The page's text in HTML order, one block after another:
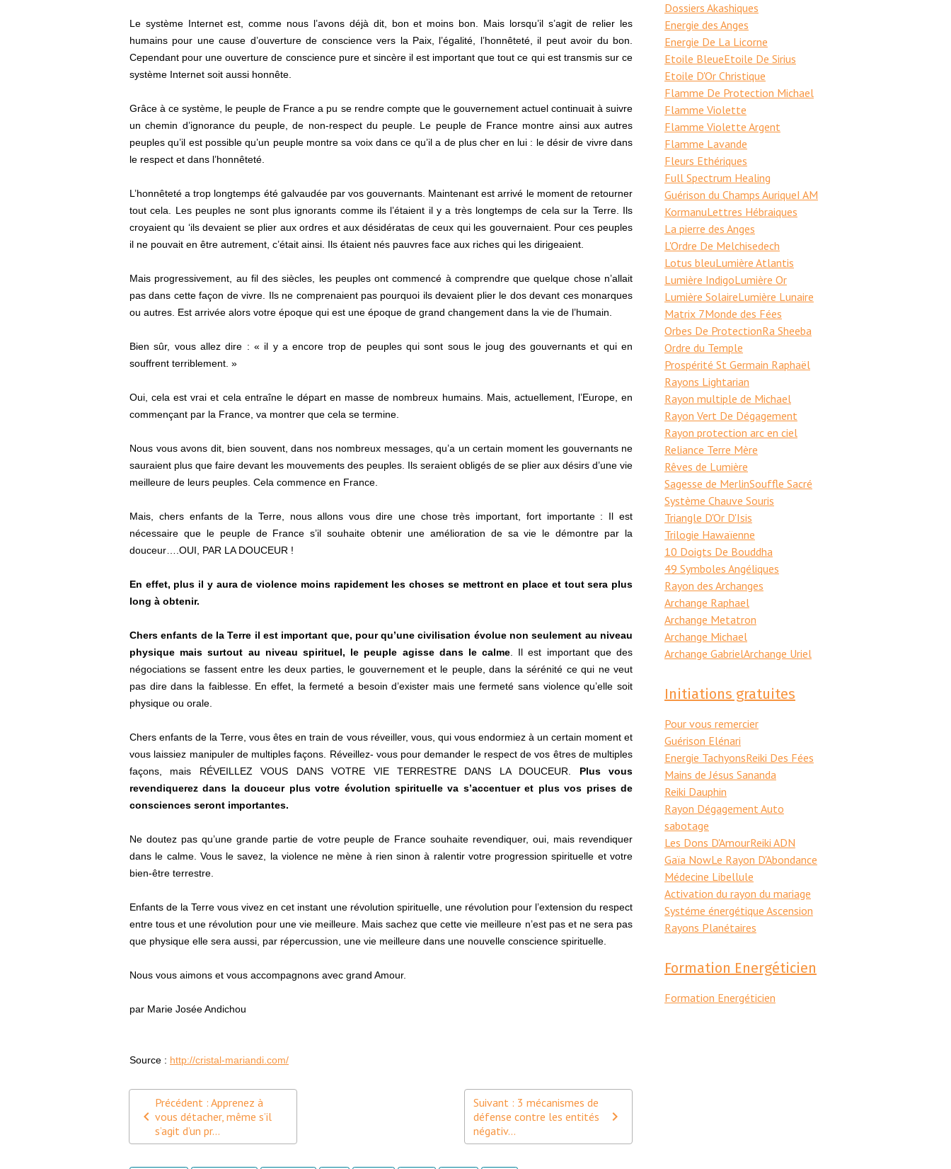
Le système Internet est, comme nous l’avons déjà dit, bon et moins bon. Mais lorsqu’il s’agit de relier les
humains pour une cause d’ouverture de conscience vers la Paix, l’égalité, l’honnêteté, il peut avoir du bon.
Cependant pour une ouverture de conscience pure et sincère il est important que tout ce qui est transmis sur ce
système Internet soit aussi honnête.
Grâce à ce système, le peuple de France a pu se rendre compte que le gouvernement actuel continuait à suivre
un chemin d’ignorance du peuple, de non-respect du peuple. Le peuple de France montre ainsi aux autres
peuples qu’il est possible qu’un peuple montre sa voix dans ce qu’il a de plus cher en lui : le désir de vivre dans
le respect et dans l’honnêteté.
L’honnêteté a trop longtemps été galvaudée par vos gouvernants. Maintenant est arrivé le moment de retourner
tout cela. Les peuples ne sont plus ignorants comme ils l’étaient il y a très longtemps de cela sur la Terre. Ils
croyaient qu ‘ils devaient se plier aux ordres et aux désidératas de ceux qui les gouvernaient. Pour ces peuples
il ne pouvait en être autrement, c’était ainsi. Ils étaient nés pauvres face aux riches qui les dirigeaient.
Mais progressivement, au fil des siècles, les peuples ont commencé à comprendre que quelque chose n’allait
pas dans cette façon de vivre. Ils ne comprenaient pas pourquoi ils devaient plier le dos devant ces monarques
ou autres. Est arrivée alors votre époque qui est une époque de grand changement dans la vie de l’humain.
Bien sûr, vous allez dire : « il y a encore trop de peuples qui sont sous le joug des gouvernants et qui en
souffrent terriblement. »
Oui, cela est vrai et cela entraîne le départ en masse de nombreux humains. Mais, actuellement, l’Europe, en
commençant par la France, va montrer que cela se termine.
Nous vous avons dit, bien souvent, dans nos nombreux messages, qu’a un certain moment les gouvernants ne
sauraient plus que faire devant les mouvements des peuples. Ils seraient obligés de se plier aux désirs d’une vie
meilleure de leurs peuples. Cela commence en France.
Mais, chers enfants de la Terre, nous allons vous dire une chose très important, fort importante : Il est
nécessaire que le peuple de France s’il souhaite obtenir une amélioration de sa vie le démontre par la
douceur….OUI, PAR LA DOUCEUR !
En effet, plus il y aura de violence moins rapidement les choses se mettront en place et tout sera plus
long à obtenir.
Chers enfants de la Terre il est important que, pour qu’une civilisation évolue non seulement au niveau
physique mais surtout au niveau spirituel, le peuple agisse dans le calme . Il est important que des
négociations se fassent entre les deux parties, le gouvernement et le peuple, dans la sérénité ce qui ne veut
pas dire dans la faiblesse. En effet, la fermeté a besoin d’exister mais une fermeté sans violence qu’elle soit
physique ou orale.
Chers enfants de la Terre, vous êtes en train de vous réveiller, vous, qui vous endormiez à un certain moment et
vous laissiez manipuler de multiples façons. Réveillez- vous pour demander le respect de vos êtres de multiples
façons, mais RÉVEILLEZ VOUS DANS VOTRE VIE TERRESTRE DANS LA DOUCEUR. Plus vous
revendiquerez dans la douceur plus votre évolution spirituelle va s’accentuer et plus vos prises de
consciences seront importantes.
Ne doutez pas qu’une grande partie de votre peuple de France souhaite revendiquer, oui, mais revendiquer
dans le calme. Vous le savez, la violence ne mène à rien sinon à ralentir votre progression spirituelle et votre
bien-être terrestre.
Enfants de la Terre vous vivez en cet instant une révolution spirituelle, une révolution pour l’extension du respect
entre tous et une révolution pour une vie meilleure. Mais sachez que cette vie meilleure n’est pas et ne sera pas
que physique elle sera aussi, par répercussion, une vie meilleure dans une nouvelle conscience spirituelle.
Nous vous aimons et vous accompagnons avec grand Amour.
par Marie Josée Andichou
Source : http://cristal-mariandi.com/
Précédent : Apprenez à
vous détacher, même s’il
s’agit d’un pr...
Suivant : 3 mécanismes de
défense contre les entités
négativ...
Dossiers Akashiques
Energie des Anges
Energie De La Licorne
Etoile BleueEtoile De Sirius
Etoile D'Or Christique
Flamme De Protection Michael
Flamme Violette
Flamme Violette Argent
Flamme Lavande
Fleurs Ethériques
Full Spectrum Healing
Guérison du Champs AuriqueI AM
KormanuLettres Hébraiques
La pierre des Anges
L'Ordre De Melchisedech
Lotus bleuLumière Atlantis
Lumière IndigoLumière Or
Lumière SolaireLumière Lunaire
Matrix 7Monde des Fées
Orbes De ProtectionRa Sheeba
Ordre du Temple
Prospérité St Germain Raphaël
Rayons Lightarian
Rayon multiple de Michael
Rayon Vert De Dégagement
Rayon protection arc en ciel
Reliance Terre Mère
Rêves de Lumière
Sagesse de MerlinSouffle Sacré
Système Chauve Souris
Triangle D'Or D'Isis
Trilogie Hawaïenne
10 Doigts De Bouddha
49 Symboles Angéliques
Rayon des Archanges
Archange Raphael
Archange Metatron
Archange Michael
Archange GabrielArchange Uriel
Initiations gratuites
Pour vous remercier
Guérison Elénari
Energie TachyonsReiki Des Fées
Mains de Jésus Sananda
Reiki Dauphin
Rayon Dégagement Auto
sabotage
Les Dons D'AmourReiki ADN
Gaïa NowLe Rayon D'Abondance
Médecine Libellule
Activation du rayon du mariage
Systéme énergétique Ascension
Rayons Planétaires
Formation Energéticien
Formation Energéticien